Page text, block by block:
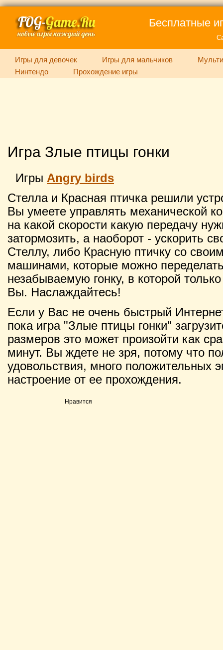
Бесплатные
Игры для девочек Игры для мальчиков
Нинтендо
Прохождение игры
Игра Злые птицы гонки
Игры Angry birds
Стелла и Красная птичка решили
Вы умеете управлять механической
на какой скорости какую передачу
затормозить, а наоборот - ускорить
Стеллу, либо Красную птичку со
машинами, которые можно
незабываемую гонку, в которой
Вы. Наслаждайтесь!
Если у Вас не очень быстрый
пока игра "Злые птицы гонки"
размеров это может произойти как
минут. Вы ждете не зря, потому что
удовольствия, много положительных
настроение от ее прохождения.
Нравится